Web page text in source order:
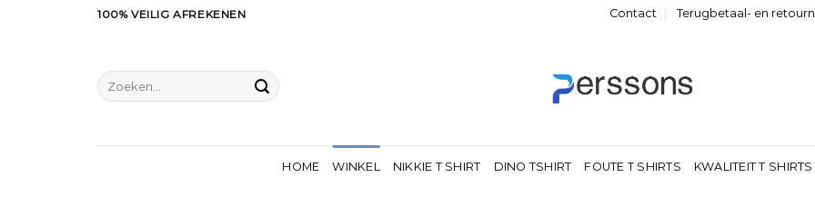
100% VEILIG AFREKENEN Contact Terugbetaal- en
Zoeken
naar:
HOME WINKEL NIKKIE T SHIRT DINO TSHIRT FOUTE T SHIRTS KWALITEIT T SHIRTS